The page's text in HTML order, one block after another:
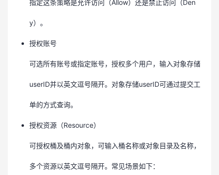
指定这条策略是允许访问（Allow）还是禁止访问（Den
y）。
授权账号
可选所有账号或指定账号，授权多个用户，输入对象存储
userID并以英文逗号隔开。对象存储userID可通过提交工
单的方式查询。
授权资源（Resource）
可授权桶及桶内对象，可输入桶名称或对象目录及名称，
多个资源以英文逗号隔开。常见场景如下：